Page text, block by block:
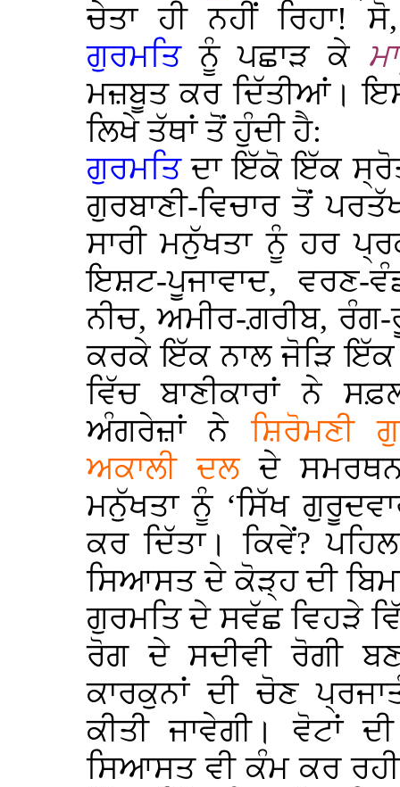
ਚੇਤਾ ਹੀ ਨਹੀਂ
ਗੁਰਮਤਿਨੂੰ ਪਛਾੜ ਕੇ
ਮਜ਼ਬੂਤ ਕਰ ਦਿੱਤੀਆਂ।
ਲਿਖੇ ਤੱਥਾਂ ਤੋਂ ਹੁੰਦੀ ਹੈ:
ਗੁਰਮਤਿਦਾ ਇੱਕੋ ਇੱਕ
ਗੁਰਬਾਣੀ-ਵਿਚਾਰ ਤੋਂ
ਸਾਰੀ ਮਨੁੱਖਤਾ ਨੂੰ ਹਰ
ਇਸ਼ਟ-ਪੂਜਾਵਾਦ, ਵਰਣ-
ਨੀਚ, ਅਮੀਰ-ਗ਼ਰੀਬ,
ਕਰਕੇ ਇੱਕ ਨਾਲ ਜੋੜਿ ਇੱਕ
ਵਿੱਚ ਬਾਣੀਕਾਰਾਂ ਨੇ
ਅੰਗਰੇਜ਼ਾਂ ਨੇਸ਼ਿਰੋਮਣੀ
ਅਕਾਲੀ ਦਲਦੇ ਸਮਰਥਨ
ਮਨੁੱਖਤਾ ਨੂੰ ‘ਸਿੱਖ
ਕਰ ਦਿੱਤਾ। ਕਿਵੇਂ?
ਸਿਆਸਤ ਦੇ ਕੋੜ੍ਹ ਦੀ
ਗੁਰਮਤਿ ਦੇ ਸਵੱਛ ਵਿਹੜੇ
ਰੋਗ ਦੇ ਸਦੀਵੀ ਰੋਗੀ
ਕਾਰਕੁਨਾਂ ਦੀ ਚੋਣ
ਕੀਤੀ ਜਾਵੇਗੀ। ਵੋਟਾਂ
ਸਿਆਸਤ ਵੀ ਕੰਮ ਕਰ ਰਹੀ